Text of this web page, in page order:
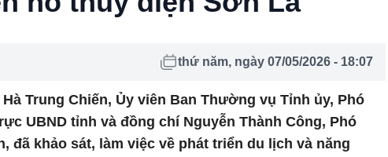
thứ năm, ngày 07/05/2026 - 18:07
Trung Chiến, Ủy viên Ban Thường vụ Tỉnh ủy, Phó
UBND tỉnh và đồng chí Nguyễn Thành Công, Phó
đã khảo sát, làm việc về phát triển du lịch và năng